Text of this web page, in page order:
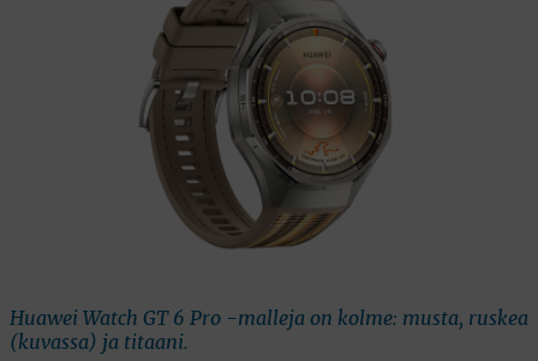
Huawei Watch GT 6 Pro -malleja on kolme: musta, ruskea
(kuvassa) ja titaani.